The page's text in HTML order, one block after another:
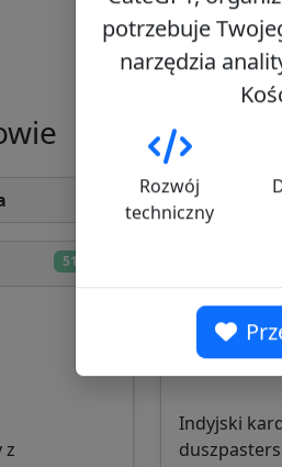
51/100
z
Indyjski
potrzebuje
narzędzia
Rozwój
techniczny